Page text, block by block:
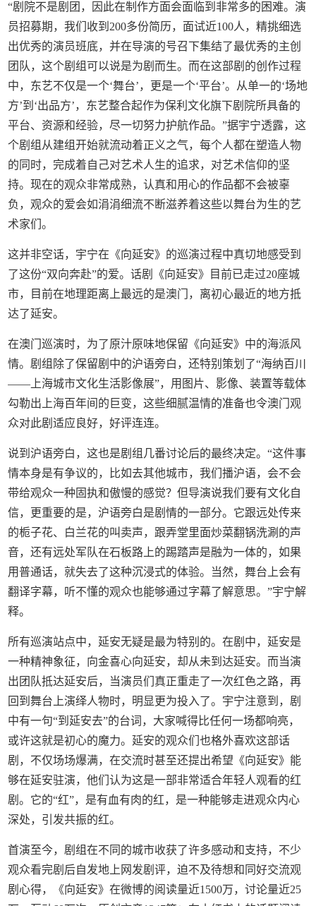
“剧院不是剧团，因此在制作方面会面临到非常多的困难。演
员招募期，我们收到200多份简历，面试近100人，精挑细选
出优秀的演员班底，并在导演的号召下集结了最优秀的主创
团队，这个剧组可以说是为剧而生。而在这部剧的创作过程
中，东艺不仅是一个‘舞台’，更是一个‘平台’。从单一的‘场地
方’到‘出品方’，东艺整合起作为保利文化旗下剧院所具备的
平台、资源和经验，尽一切努力护航作品。”据宇宁透露，这
个剧组从建组开始就流动着正义之气，每个人都在塑造人物
的同时，完成着自己对艺术人生的追求，对艺术信仰的坚
持。现在的观众非常成熟，认真和用心的作品都不会被辜
负，观众的爱会如涓涓细流不断滋养着这些以舞台为生的艺
术家们。
这并非空话，宇宁在《向延安》的巡演过程中真切地感受到
了这份“双向奔赴”的爱。话剧《向延安》目前已走过20座城
市，目前在地理距离上最远的是澳门，离初心最近的地方抵
达了延安。
在澳门巡演时，为了原汁原味地保留《向延安》中的海派风
情。剧组除了保留剧中的沪语旁白，还特别策划了“海纳百川
——上海城市文化生活影像展”，用图片、影像、装置等载体
勾勒出上海百年间的巨变，这些细腻温情的准备也令澳门观
众对此剧适应良好，好评连连。
说到沪语旁白，这也是剧组几番讨论后的最终决定。“这件事
情本身是有争议的，比如去其他城市，我们播沪语，会不会
带给观众一种固执和傲慢的感觉？但导演说我们要有文化自
信，更重要的是，沪语旁白是剧情的一部分。它跟远处传来
的栀子花、白兰花的叫卖声，跟弄堂里面炒菜翻锅洗涮的声
音，还有远处军队在石板路上的踢踏声是融为一体的，如果
用普通话，就失去了这种沉浸式的体验。当然，舞台上会有
翻译字幕，听不懂的观众也能够通过字幕了解意思。”宇宁解
释。
所有巡演站点中，延安无疑是最为特别的。在剧中，延安是
一种精神象征，向金喜心向延安，却从未到达延安。而当演
出团队抵达延安后，当演员们真正重走了一次红色之路，再
回到舞台上演绎人物时，明显更为投入了。宇宁注意到，剧
中有一句“到延安去”的台词，大家喊得比任何一场都响亮，
或许这就是初心的魔力。延安的观众们也格外喜欢这部话
剧，不仅场场爆满，在交流时甚至还提出希望《向延安》能
够在延安驻演，他们认为这是一部非常适合年轻人观看的红
剧。它的“红”，是有血有肉的红，是一种能够走进观众内心
深处，引发共振的红。
首演至今，剧组在不同的城市收获了许多感动和支持，不少
观众看完剧后自发地上网发剧评，迫不及待想和同好交流观
剧心得，《向延安》在微博的阅读量近1500万，讨论量近25